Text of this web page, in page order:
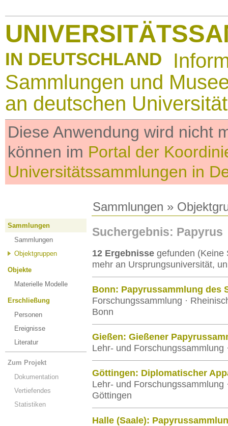
IN DEUTSCHLAND
Sammlungen und
an deutschen
Diese Anwendung wird nicht
können im Portal der
Universitätssammlungen in
Sammlungen »
Sammlungen
Sammlungen
Objektgruppen
Objekte
Materielle Modelle
Erschließung
Personen
Ereignisse
Literatur
Zum Projekt
Dokumentation
Vertiefendes
Statistiken
Suchergebnis: Papyrus
12 Ergebnisse gefunden (Keine
mehr an Ursprungsuniversität,
Bonn: Papyrussammlung des
Forschungssammlung ·
Bonn
Gießen: Gießener
Lehr- und
Göttingen: Diplomatischer
Lehr- und Forschungssammlung
Göttingen
Halle (Saale):